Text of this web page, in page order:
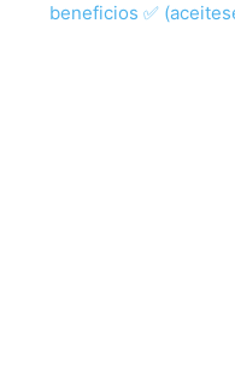
beneficios ✅